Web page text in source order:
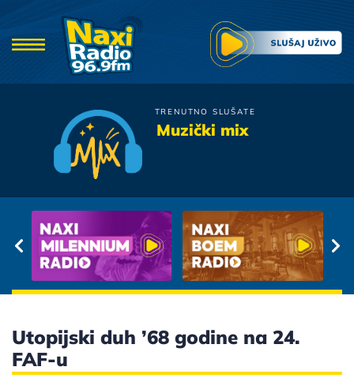
TRENUTNO SLUŠATE
Muzički mix
Utopijski duh ’68 godine na 24.
FAF-u